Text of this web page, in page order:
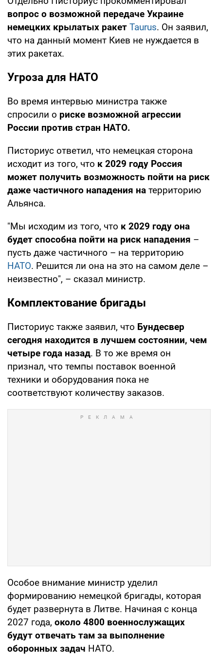
вопрос о возможной передаче Украине
немецких крылатых ракет Taurus. Он заявил,
что на данный момент Киев не нуждается в
этих ракетах.
Угроза для НАТО
Во время интервью министра также
спросили о риске возможной агрессии
России против стран НАТО.
Писториус ответил, что немецкая сторона
исходит из того, что к 2029 году Россия
может получить возможность пойти на риск
даже частичного нападения на территорию
Альянса.
"Мы исходим из того, что к 2029 году она
будет способна пойти на риск нападения –
пусть даже частичного – на территорию
НАТО. Решится ли она на это на самом деле –
неизвестно", – сказал министр.
Комплектование бригады
Писториус также заявил, что Бундесвер
сегодня находится в лучшем состоянии, чем
четыре года назад. В то же время он
признал, что темпы поставок военной
техники и оборудования пока не
соответствуют количеству заказов.
Особое внимание министр уделил
формированию немецкой бригады, которая
будет развернута в Литве. Начиная с конца
2027 года, около 4800 военнослужащих
будут отвечать там за выполнение
оборонных задач НАТО.